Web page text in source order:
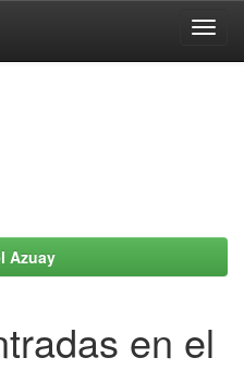
Azuay
en el